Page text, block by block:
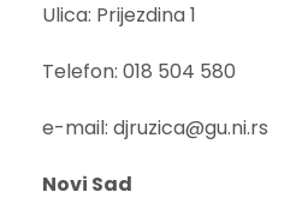
Ulica: Prijezdina 1
Telefon: 018 504 580
e-mail: djruzica@gu.ni.rs
Novi Sad